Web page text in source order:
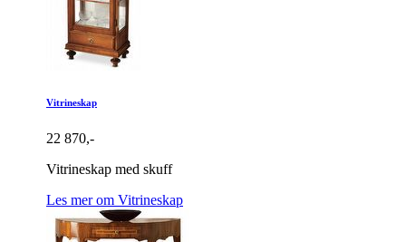
Vitrineskap
22 870,-
Vitrineskap med skuff
Les mer om Vitrineskap